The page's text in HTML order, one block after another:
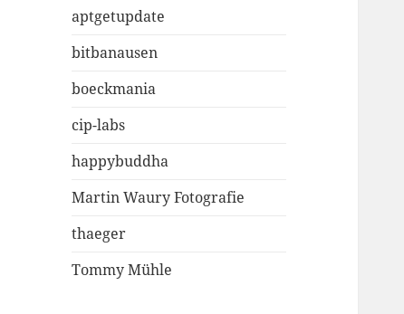
aptgetupdate
bitbanausen
boeckmania
cip-labs
happybuddha
Martin Waury Fotografie
thaeger
Tommy Mühle